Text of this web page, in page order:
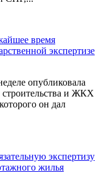
время
экспертизе
опубликовала
и ЖКХ
он дал
экспертизу
жилья